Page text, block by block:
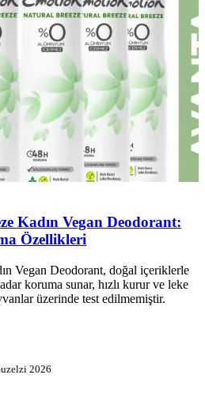
Kadın Vegan Deodorant:
Özellikleri
Vegan Deodorant, doğal içeriklerle
koruma sunar, hızlı kurur ve leke
üzerinde test edilmemiştir.
2026